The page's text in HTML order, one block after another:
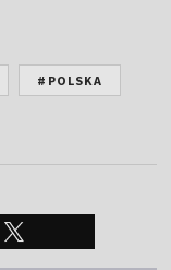
#POLSKA